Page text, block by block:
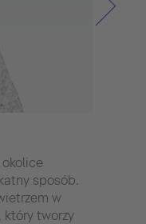
sposób.
w
który tworzy